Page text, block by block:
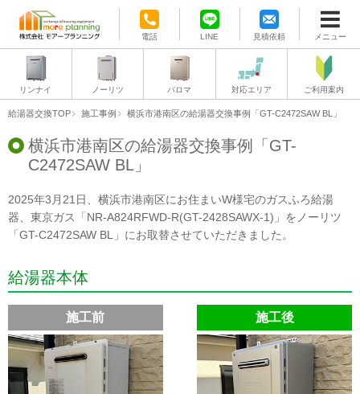
電話 LINE 見積依頼 メニュー
リンナイ ノーリツ パロマ 対応エリア ご利用案内
給湯器交換TOP 施工事例 横浜市港南区の給湯器交換事例「GT-C2472SAW BL」
横浜市港南区の給湯器交換事例「GT-
C2472SAW BL」
2025年3月21日、横浜市港南区にお住まいW様宅のガスふろ給湯
器、東京ガス「NR-A824RFWD-R(GT-2428SAWX-1)」をノーリツ
「GT-C2472SAW BL」にお取替させていただきました。
給湯器本体
施工前 施工後